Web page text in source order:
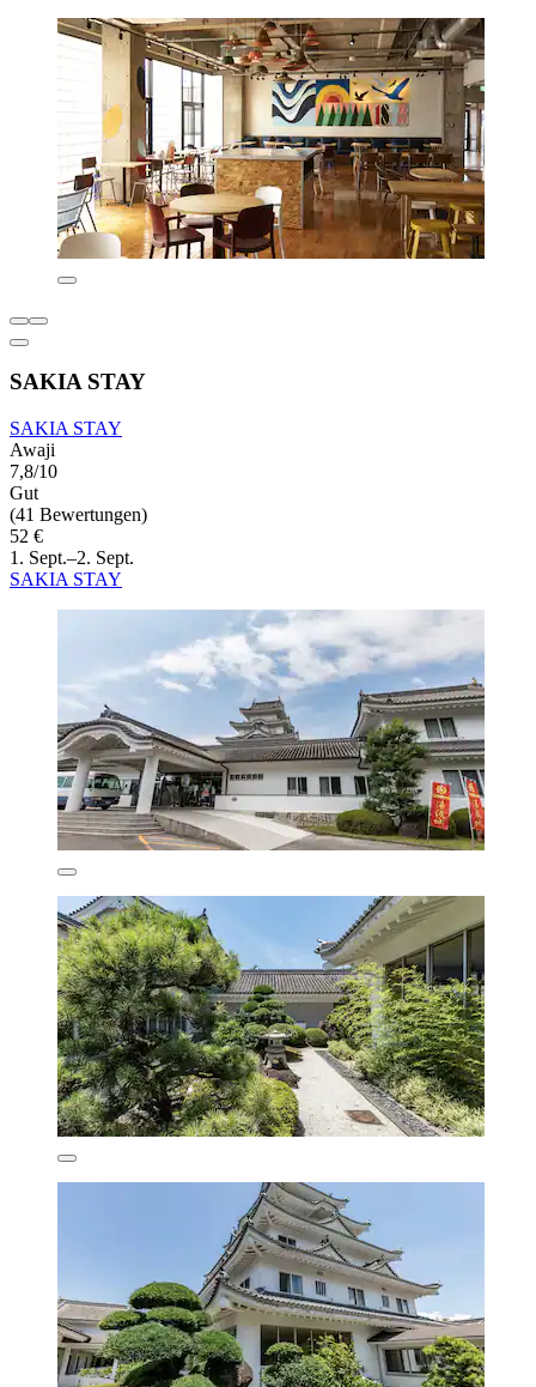
SAKIA STAY
SAKIA STAY
Awaji
7,8/10
Gut
(41 Bewertungen)
52 €
1. Sept.–2. Sept.
SAKIA STAY